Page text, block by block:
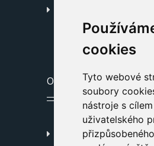
cookies
Tyto webové
soubory
nástroje s
uživatelského
ODKAZY
Podorlická